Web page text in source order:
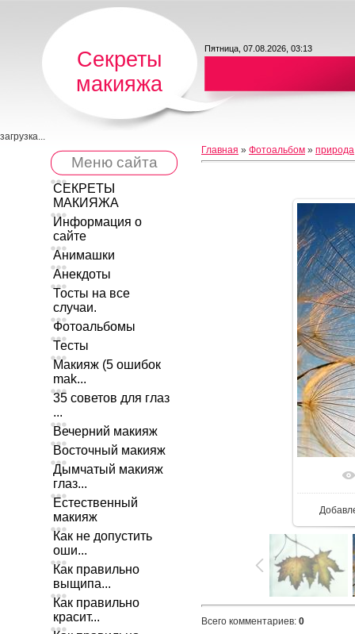
Секреты
макияжа
Пятница, 07.08.2026, 03:13
загрузка...
Меню сайта
СЕКРЕТЫ
МАКИЯЖА
Информация о
сайте
Анимашки
Анекдоты
Тосты на все
случаи.
Фотоальбомы
Тесты
Макияж (5 ошибок
mak...
35 советов для глаз
...
Вечерний макияж
Восточный макияж
Дымчатый макияж
глаз...
Естественный
макияж
Как не допустить
оши...
Как правильно
выщипа...
Как правильно
красит...
Главная » Фотоальбом » природа
Всего комментариев: 0